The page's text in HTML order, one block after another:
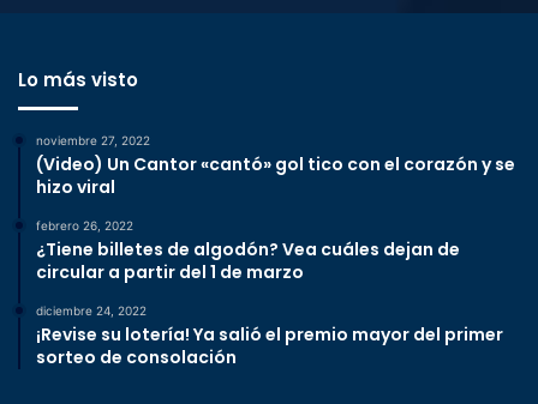
Lo más visto
noviembre 27, 2022
(Video) Un Cantor «cantó» gol tico con el corazón y se
hizo viral
febrero 26, 2022
¿Tiene billetes de algodón? Vea cuáles dejan de
circular a partir del 1 de marzo
diciembre 24, 2022
¡Revise su lotería! Ya salió el premio mayor del primer
sorteo de consolación